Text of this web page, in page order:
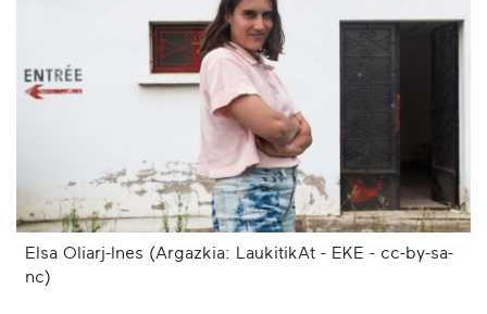
Elsa Oliarj-Ines (Argazkia: LaukitikAt - EKE - cc-by-sa-
nc)